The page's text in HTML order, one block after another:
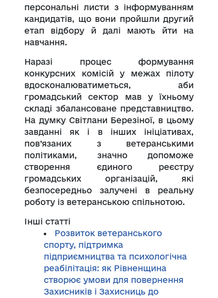
персональні листи з інформуванням
кандидатів, що вони пройшли другий
етап відбору й далі мають йти на
навчання.
Наразі процес формування
конкурсних комісій у межах пілоту
вдосконалюватиметься, аби
громадський сектор мав у їхньому
складі збалансоване представництво.
На думку Світлани Березіної, в цьому
завданні як і в інших ініціативах,
пов’язаних з ветеранськими
політиками, значно допоможе
створення єдиного реєстру
громадських організацій, які
безпосередньо залучені в реальну
роботу із ветеранською спільнотою.
Інші статті
Розвиток ветеранського
спорту, підтримка
підприємництва та психологічна
реабілітація: як Рівненщина
створює умови для повернення
Захисників і Захисниць до